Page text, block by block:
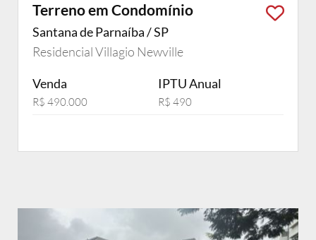
Terreno em Condomínio
Santana de Parnaíba / SP
Residencial Villagio Newville
Venda
R$ 490.000
IPTU Anual
R$ 490